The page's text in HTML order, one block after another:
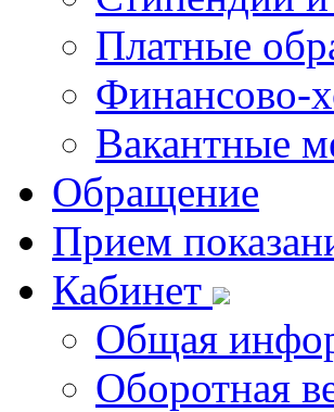
Платные
Финансово-
Вакантные
Обращение
Прием
Кабинет
Общая
Оборотная